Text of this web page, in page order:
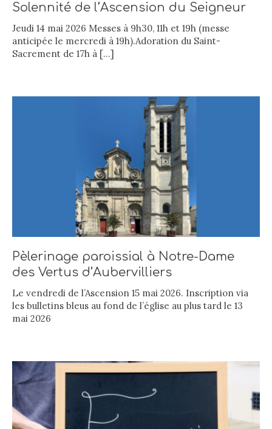
Solennité de l’Ascension du Seigneur
Jeudi 14 mai 2026 Messes à 9h30, 11h et 19h (messe
anticipée le mercredi à 19h).Adoration du Saint-
Sacrement de 17h à […]
Pèlerinage paroissial à Notre-Dame
des Vertus d’Aubervilliers
Le vendredi de l’Ascension 15 mai 2026. Inscription via
les bulletins bleus au fond de l’église au plus tard le 13
mai 2026